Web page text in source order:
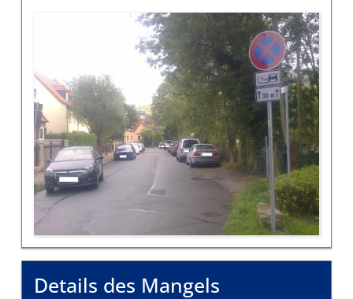
Bilder des Mangels
Details des Mangels